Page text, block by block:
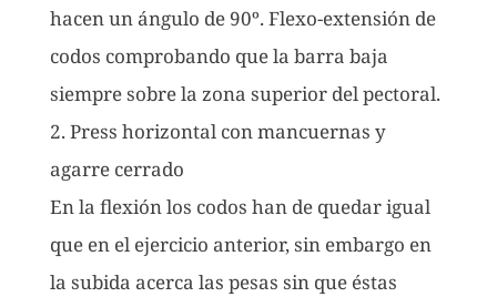
hacen un ángulo de 90º. Flexo-extensión de
codos comprobando que la barra baja
siempre sobre la zona superior del pectoral.
2. Press horizontal con mancuernas y
agarre cerrado
En la flexión los codos han de quedar igual
que en el ejercicio anterior, sin embargo en
la subida acerca las pesas sin que éstas